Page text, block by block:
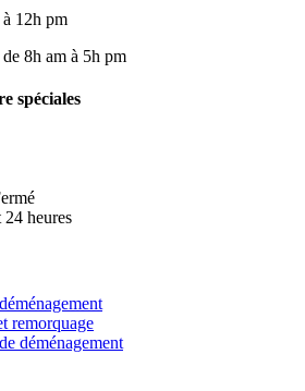
12h pm
8h am à 5h pm
spéciales
heures
remorquage
déménagement